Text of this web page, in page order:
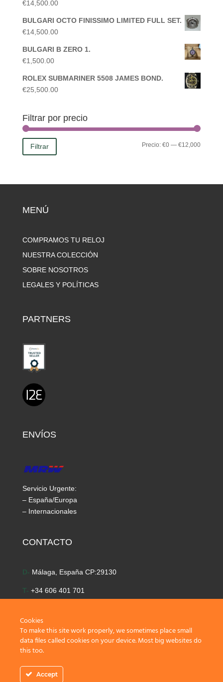
€14,500.00
BULGARI OCTO FINISSIMO LIMITED FULL SET.
€14,500.00
BULGARI B ZERO 1.
€1,500.00
ROLEX SUBMARINER 5508 JAMES BOND.
€25,500.00
Filtrar por precio
Filtrar Precio:€0 —€12,000
MENÚ
COMPRAMOS TU RELOJ
NUESTRA COLECCIÓN
SOBRE NOSOTROS
LEGALES Y POLÍTICAS
PARTNERS
ENVÍOS
Servicio Urgente:
– España/Europa
– Internacionales
CONTACTO
D- Málaga, España CP:29130
T- +34 606 401 701
Cookies
To make this site work properly, we sometimes place small
data files called cookies on your device. Most big websites do
this too.
Accept